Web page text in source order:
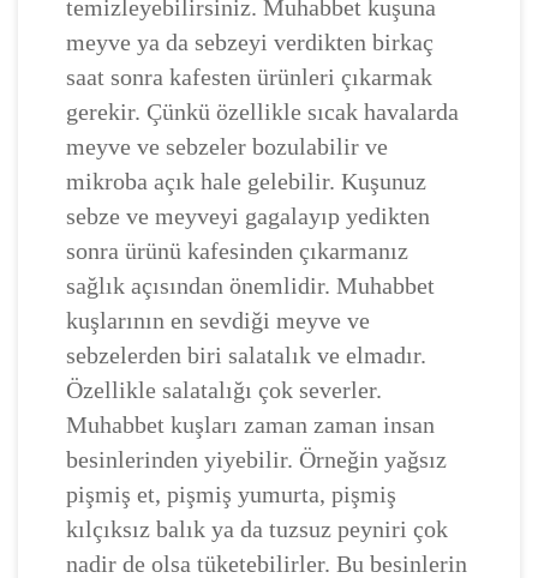
temizleyebilirsiniz. Muhabbet kuşuna
meyve ya da sebzeyi verdikten birkaç
saat sonra kafesten ürünleri çıkarmak
gerekir. Çünkü özellikle sıcak havalarda
meyve ve sebzeler bozulabilir ve
mikroba açık hale gelebilir. Kuşunuz
sebze ve meyveyi gagalayıp yedikten
sonra ürünü kafesinden çıkarmanız
sağlık açısından önemlidir. Muhabbet
kuşlarının en sevdiği meyve ve
sebzelerden biri salatalık ve elmadır.
Özellikle salatalığı çok severler.
Muhabbet kuşları zaman zaman insan
besinlerinden yiyebilir. Örneğin yağsız
pişmiş et, pişmiş yumurta, pişmiş
kılçıksız balık ya da tuzsuz peyniri çok
nadir de olsa tüketebilirler. Bu besinlerin